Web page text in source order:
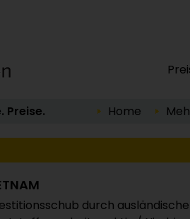
Preise. Home
durch